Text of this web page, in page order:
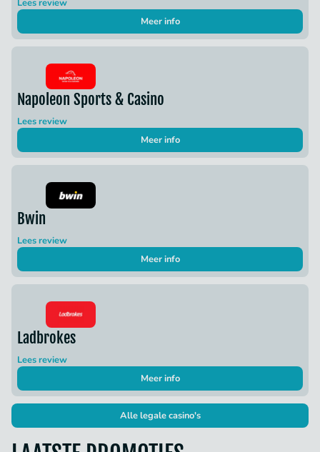
Meer info
Napoleon Sports & Casino
Lees review
Meer info
Bwin
Lees review
Meer info
Ladbrokes
Lees review
Meer info
Alle legale casino's